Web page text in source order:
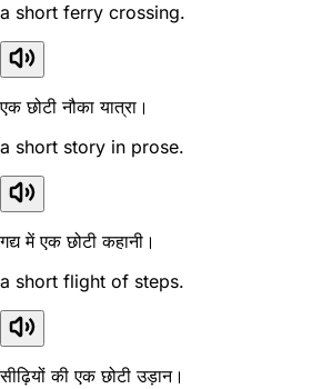
a short ferry crossing.
एक छोटी नौका यात्रा।
a short story in prose.
गद्य में एक छोटी कहानी।
a short flight of steps.
सीढ़ियों की एक छोटी उड़ान।